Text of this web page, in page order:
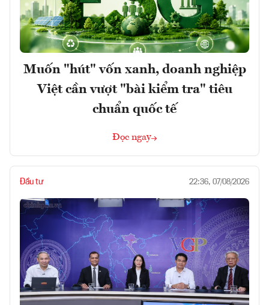
Muốn "hút" vốn xanh, doanh nghiệp
Việt cần vượt "bài kiểm tra" tiêu
chuẩn quốc tế
Đọc ngay
Đầu tư 22:36, 07/08/2026